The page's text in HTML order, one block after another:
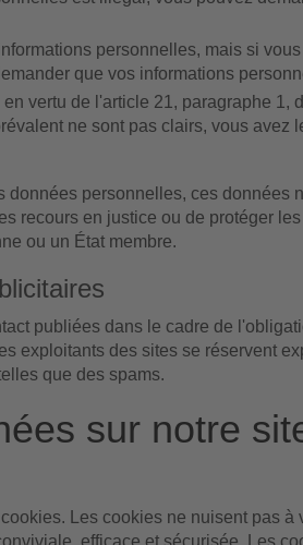
personnelles, mais si
que vos informations
vertu de l'article 21, paragraphe
ne sont pas clairs, vous
données personnelles, ces
recours en justice ou de protéger
ou un État membre.
publiées dans le cadre de
exploitants des sites se réservent
que des spams.
sur notre
Les cookies ne nuisent pas